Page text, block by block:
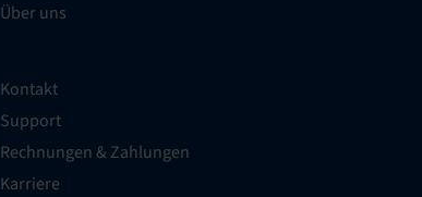
Über uns
Kontakt
Support
Rechnungen & Zahlungen
Karriere